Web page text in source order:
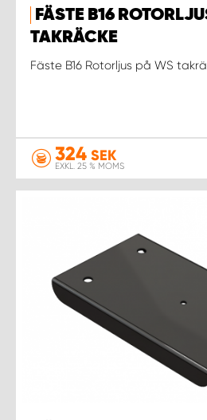
FÄSTE B16
TAKRÄCKE
Fäste B16 Rotorljus på WS
324 SEK
EXKL. 25 % MOMS